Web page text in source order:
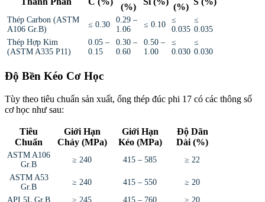
(%)
(%)
Thép Carbon (ASTM
A106 Gr.B)
≤ 0.30
0.29 –
1.06
≤ 0.10
≤
0.035
≤
0.035
Thép Hợp Kim
(ASTM A335 P11)
0.05 –
0.15
0.30 –
0.60
0.50 –
1.00
≤
0.030
≤
0.030
Độ Bền Kéo Cơ Học
Tùy theo tiêu chuẩn sản xuất, ống thép đúc phi 17 có các thông số
cơ học như sau:
Tiêu
Chuẩn
Giới Hạn
Chảy (MPa)
Giới Hạn
Kéo (MPa)
Độ Dãn
Dài (%)
ASTM A106
Gr.B
≥ 240 415 – 585
≥ 22
ASTM A53
Gr.B
≥ 240 415 – 550
≥ 20
API 5L Gr.B
≥ 245 415 – 760 ≥ 20